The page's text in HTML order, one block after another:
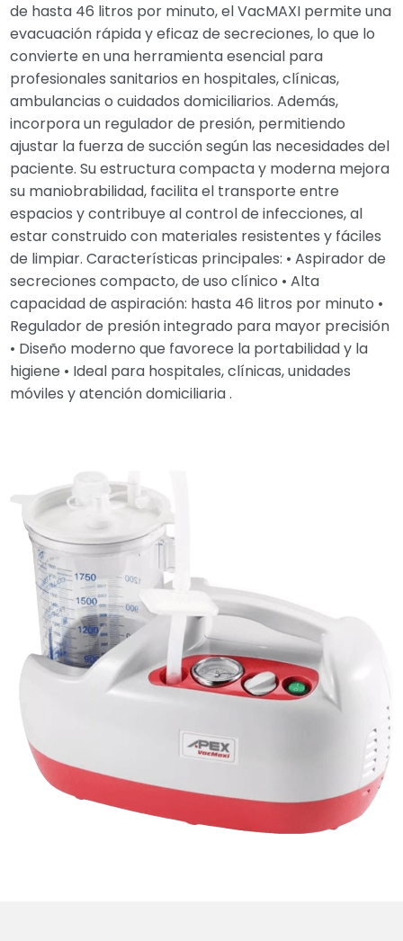
de hasta 46 litros por minuto, el VacMAXI permite una
evacuación rápida y eficaz de secreciones, lo que lo
convierte en una herramienta esencial para
profesionales sanitarios en hospitales, clínicas,
ambulancias o cuidados domiciliarios. Además,
incorpora un regulador de presión, permitiendo
ajustar la fuerza de succión según las necesidades del
paciente. Su estructura compacta y moderna mejora
su maniobrabilidad, facilita el transporte entre
espacios y contribuye al control de infecciones, al
estar construido con materiales resistentes y fáciles
de limpiar. Características principales: • Aspirador de
secreciones compacto, de uso clínico • Alta
capacidad de aspiración: hasta 46 litros por minuto •
Regulador de presión integrado para mayor precisión
• Diseño moderno que favorece la portabilidad y la
higiene • Ideal para hospitales, clínicas, unidades
móviles y atención domiciliaria .